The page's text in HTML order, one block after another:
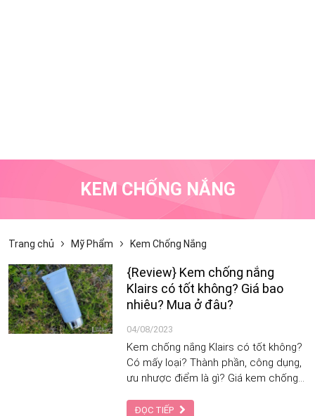
KEM CHỐNG NẮNG
Trang chủ Mỹ Phẩm Kem Chống Nắng
{Review} Kem chống nắng
Klairs có tốt không? Giá bao
nhiêu? Mua ở đâu?
04/08/2023
Kem chống nắng Klairs có tốt không?
Có mấy loại? Thành phần, công dụng,
ưu nhược điểm là gì? Giá kem chống
án chi tiết sẽ được bật mí trong bài
ĐỌC TIẾP